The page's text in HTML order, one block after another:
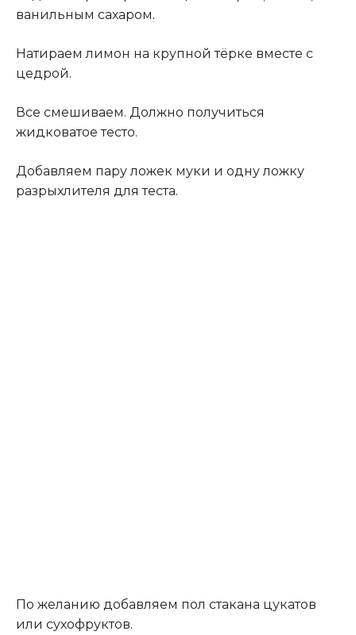
ванильным сахаром.
Натираем лимон на крупной тёрке вместе с
цедрой.
Все смешиваем. Должно получиться
жидковатое тесто.
Добавляем пару ложек муки и одну ложку
разрыхлителя для теста.
По желанию добавляем пол стакана цукатов
или сухофруктов.